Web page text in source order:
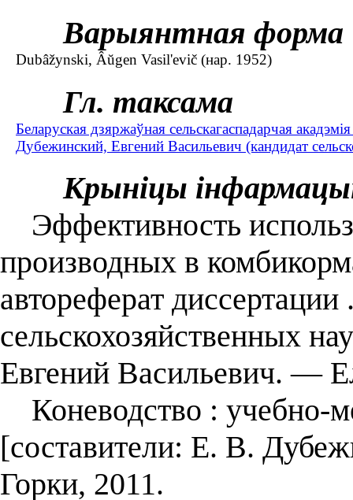
Варыянтная форма
Dubâžynski, Âŭgen Vasil'evič (нар. 1952)
Гл. таксама
Беларуская дзяржаўная сельскагаспадарчая
Дубежинский, Евгений Васильевич (кандидат
Крыніцы
Эффективность
производных в
автореферат диссертации
сельскохозяйственных
Евгений Васильевич. —
Коневодство : учебно-
[составители: Е. В.
Горки, 2011.